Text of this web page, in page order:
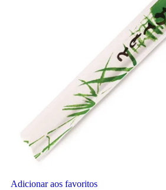
Adicionar aos favoritos